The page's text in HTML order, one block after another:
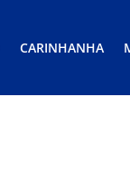
CARINHANHA